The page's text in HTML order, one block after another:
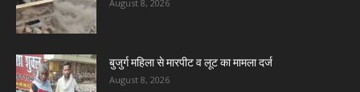
August 8, 2026
बुजुर्ग महिला से मारपीट व लूट का मामला दर्ज
August 8, 2026